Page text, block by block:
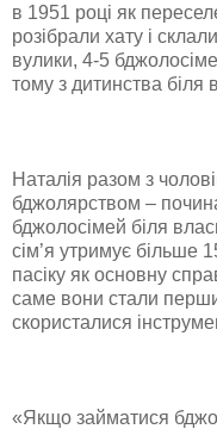
в 1951 році як
розібрали хату і
вулики, 4-5
тому з дитинства біля
Наталія разом з
бджолярством –
бджолосімей біля
сім’я утримує більше
пасіку як основну
саме вони стали
скористалися
«Якщо займатися